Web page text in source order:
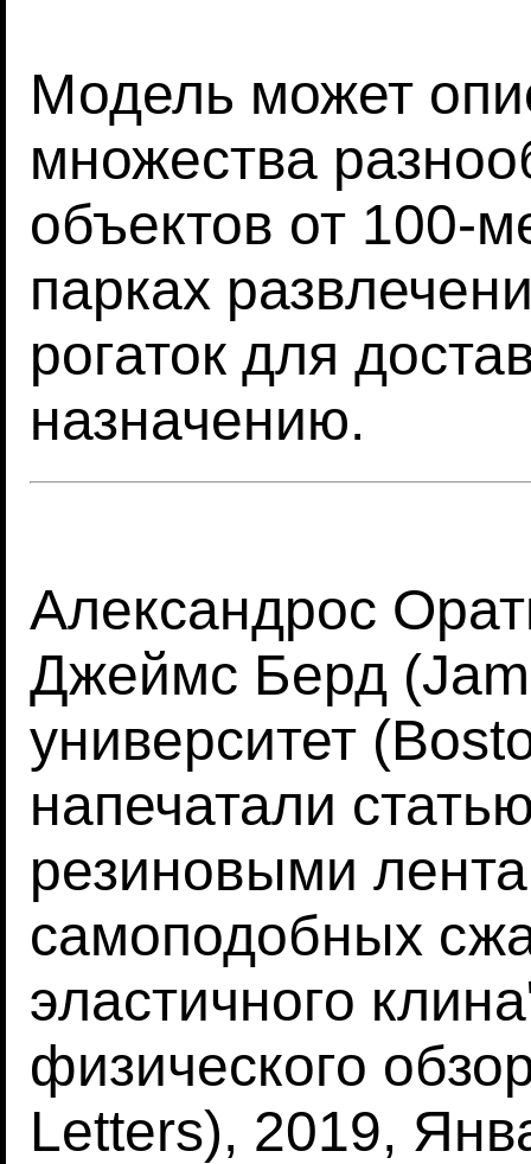
Модель может
множества
объектов от 100-
парках
рогаток для
назначению.
Александрос
Джеймс Берд
университет
напечатали
резиновыми
самоподобных
эластичного
физического
Letters), 2019,